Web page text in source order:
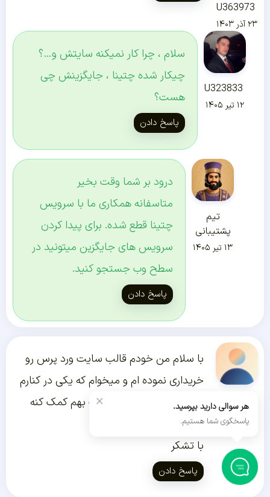
U363973
۲۳ آذر ۱۴۰۳
U323833
۱۲ تیر ۱۴۰۵
سلام ، چرا کار نمیکنه سایتش و…؟
چیکار شده چتینا ، جایگزینش چی
هست؟
پاسخ دادن
تیم
پشتیبانی
۱۳ تیر ۱۴۰۵
درود بر شما وقت بخیر
متاسفانه همکاری ما با سرویس
چتینا قطع شده. برای پیدا کردن
سرویس های جایگزین میتونید در
سطح وب جستجو کنید.
پاسخ دادن
U363443
با سلام من خودم قالب سایت ورد پرس رو
خریداری نموده ام و میخوام که یکی در کنارم
باشه از اول تا اخر این قالب بهم کمک کنه
لطفا راهنمایی میفرمایید .
با تشکر
پاسخ دادن
× هر سوالی دارید بپرسید.
پاسخگوی شما هستیم.